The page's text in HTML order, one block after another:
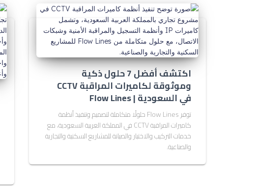
اكتشف أفضل 7 حلول ذكية
وموثوقة لكاميرات المراقبة CCTV
في السعودية | Flow Lines
توفر Flow Lines حلولًا متكاملة لتصميم وتنفيذ أنظمة
كاميرات المراقبة CCTV في المملكة العربية السعودية، مع
خدمات التركيب والاختبار والصيانة للمشاريع السكنية والتجارية
والصناعية.